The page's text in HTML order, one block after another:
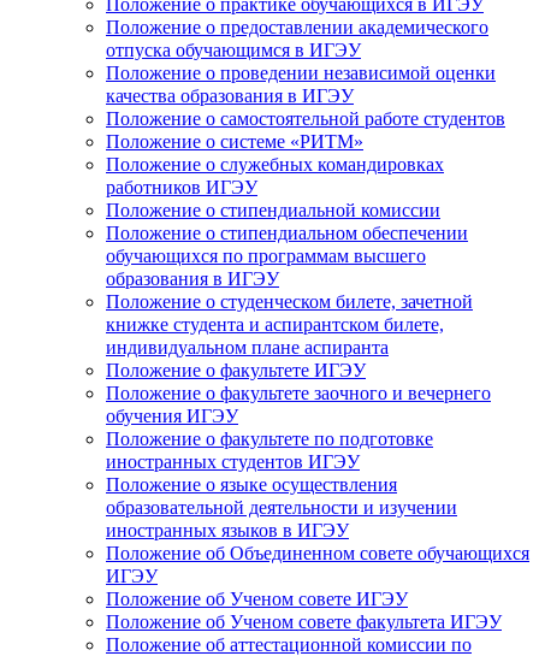
Положение о практике обучающихся в ИГЭУ
Положение о предоставлении академического
отпуска обучающимся в ИГЭУ
Положение о проведении независимой оценки
качества образования в ИГЭУ
Положение о самостоятельной работе студентов
Положение о системе «РИТМ»
Положение о служебных командировках
работников ИГЭУ
Положение о стипендиальной комиссии
Положение о стипендиальном обеспечении
обучающихся по программам высшего
образования в ИГЭУ
Положение о студенческом билете, зачетной
книжке студента и аспирантском билете,
индивидуальном плане аспиранта
Положение о факультете ИГЭУ
Положение о факультете заочного и вечернего
обучения ИГЭУ
Положение о факультете по подготовке
иностранных студентов ИГЭУ
Положение о языке осуществления
образовательной деятельности и изучении
иностранных языков в ИГЭУ
Положение об Объединенном совете обучающихся
ИГЭУ
Положение об Ученом совете ИГЭУ
Положение об Ученом совете факультета ИГЭУ
Положение об аттестационной комиссии по